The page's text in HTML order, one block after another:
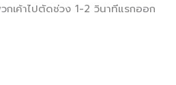
เค้าไปตัดช่วง 1-2 วินาทีแรกออก